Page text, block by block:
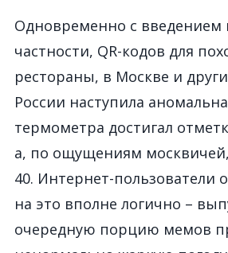
Одновременно с введением
частности, QR-кодов для
рестораны, в Москве и
России наступила
термометра достигал
а, по ощущениям москвичей,
40. Интернет-пользователи
на это вполне логично –
очередную порцию мемов